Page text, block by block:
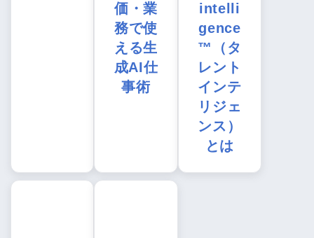
価・業
務で使
える生
成AI仕
事術
intelli
gence
™（タ
レント
インテ
リジェ
ンス）
とは